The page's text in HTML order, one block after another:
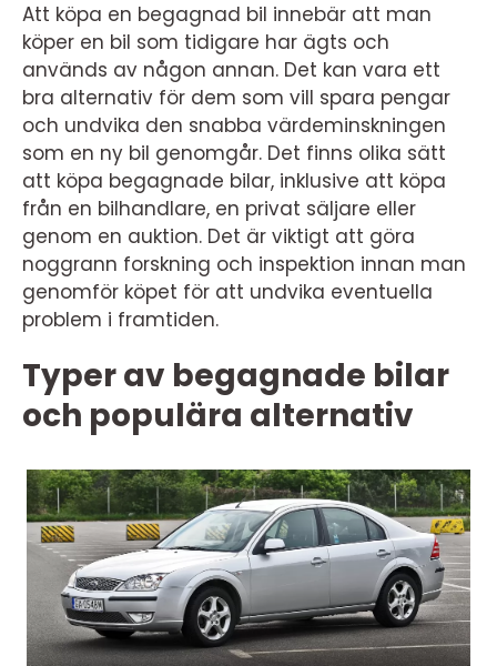
Att köpa en begagnad bil innebär att man
köper en bil som tidigare har ägts och
används av någon annan. Det kan vara ett
bra alternativ för dem som vill spara pengar
och undvika den snabba värdeminskningen
som en ny bil genomgår. Det finns olika sätt
att köpa begagnade bilar, inklusive att köpa
från en bilhandlare, en privat säljare eller
genom en auktion. Det är viktigt att göra
noggrann forskning och inspektion innan man
genomför köpet för att undvika eventuella
problem i framtiden.
Typer av begagnade bilar
och populära alternativ